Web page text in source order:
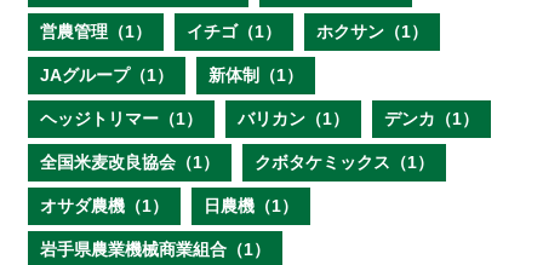
営農管理（1） イチゴ（1） ホクサン（1）
JAグループ（1） 新体制（1）
ヘッジトリマー（1） バリカン（1） デンカ（1）
全国米麦改良協会（1） クボタケミックス（1）
オサダ農機（1） 日農機（1）
岩手県農業機械商業組合（1）